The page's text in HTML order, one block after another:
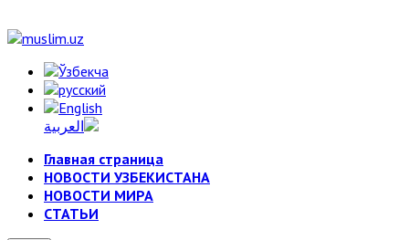
Главная страница
НОВОСТИ УЗБЕКИСТАНА
НОВОСТИ МИРА
СТАТЬИ